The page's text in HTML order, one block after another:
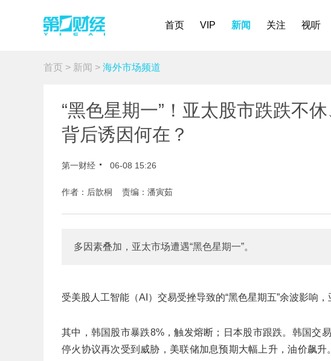
首页 VIP 新闻 关注 视听
首页 > 新闻 > 海外市场频道
“黑色星期一”！亚太股市跌跌不
背后诱因何在？
第一财经 06-08 15:26
作者：后歆桐 责编：潘寅茹
多因素叠加，亚太市场遭遇“黑色星期一”。
受美股人工智能（AI）交易受挫导致的“黑色星期五”余波影响，
其中，韩国股市暴跌8%，触发熔断；日本股市跟跌。韩国交
停火协议再次受到威胁，美联储加息预期大幅上升，油价飙